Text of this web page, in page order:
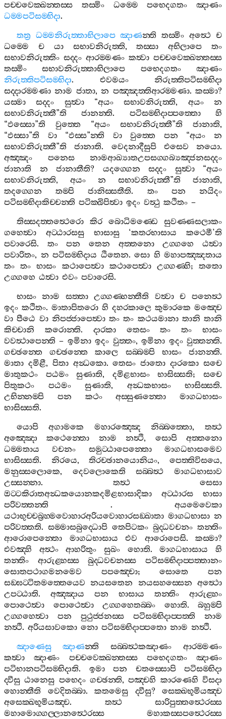
පච‍්චවෙක‍්ඛන‍්තස‍්ස
තස‍්මිං ධම‍්මෙ පභෙදගතං
ඤාණං
ධම‍්මපටිසම‍්භිදා.
තත්‍ර ධම‍්මනිරුත‍්තාභිලාපෙ ඤාණන‍්ති තස‍්මිං අත්‍ථෙ ච
ධම‍්මෙ
ච යා සභාවනිරුත‍්ති,තස‍්සා අභිලාපෙ
තං
සභාවනිරුත‍්තිං සද‍්දං ආරම‍්මණං කත්‍වා පච‍්චවෙක‍්ඛන‍්තස‍්ස
තස‍්මිං
සභාවනිරුත‍්තාභිලාපෙ පභෙදගතං
ඤාණං
නිරුත‍්තිපටිසම‍්භිදා. එවමයං
නිරුත‍්තිපටිසම‍්භිදා
සද‍්දාරම‍්මණා නාම ජාතා,න පඤ‍්ඤත‍්තිආරම‍්මණා.කස‍්මා?
යස‍්මා
සද‍්දං සුත්‍වා“අයං සභාවනිරුත‍්ති, අයං
න
සභාවනිරුත‍්තී”ති ජානන‍්ති. පටිසම‍්භිදාප‍්පත‍්තො
හි
“ඵස‍්සො”ති වුත‍්තෙ “අයං සභාවනිරුත‍්තී”ති ජානාති,
“ඵස‍්සා”ති වා“ඵස‍්ස”න‍්ති වා වුත‍්තෙ පන “අයං
න
සභාවනිරුත‍්තී”ති ජානාති. වෙදනාදීසුපි එසෙව නයො.
අඤ‍්ඤං
පනෙස
නාමආඛ්‍යාතඋපසග‍්ගබ්‍යඤ‍්ජනසද‍්දං
ජානාති
න ජානාතීති? යදග‍්ගෙන සද‍්දං සුත්‍වා“අයං
සභාවනිරුත‍්ති, අයං න සභාවනිරුත‍්තී”ති ජානාති,
තදග‍්ගෙන
තම‍්පි ජානිස‍්සතීති. තං පන
නයිදං
පටිසම‍්භිදාකිච‍්චන‍්ති පටික‍්ඛිපිත්‍වා ඉදං වත්‍ථු කථිතං –
තිස‍්සදත‍්තත්‍ථෙරො
කිර බොධිමණ‍්ඩෙ
සුවණ‍්ණසලාකං
ගහෙත්‍වා
අට‍්ඨාරසසු භාසාසු‘කතරභාසාය කථෙමී’ති
පවාරෙසි. තං පන තෙන අත‍්තනො උග‍්ගහෙ
ඨත්‍වා
පවාරිතං, න පටිසම‍්භිදාය ඨිතෙන. සො හි මහාපඤ‍්ඤතාය
තං තං භාසං කථාපෙත්‍වා කථාපෙත්‍වා උග‍්ගණ‍්හි;තතො
උග‍්ගහෙ ඨත්‍වා එවං පවාරෙසි.
භාසං
නාම සත‍්තා උග‍්ගණ‍්හන‍්තීති වත්‍වා ච
පනෙත්‍ථ
ඉදං කථිතං. මාතාපිතරො හි දහරකාලෙ කුමාරකෙ මඤ‍්චෙ
වා පීඨෙ වා නිපජ‍්ජාපෙත්‍වා තං තං කථයමානා තානි තානි
කිච‍්චානි
කරොන‍්ති. දාරකා තෙසං තං තං
භාසං
වවත්‍ථාපෙන‍්ති – ඉමිනා ඉදං වුත‍්තං,ඉමිනා ඉදං වුත‍්තන‍්ති.
ගච‍්ඡන‍්තෙ
ගච‍්ඡන‍්තෙ කාලෙ සබ‍්බම‍්පි භාසං ජානන‍්ති.
මාතා දමිළී, පිතා අන්‍ධකො.තෙසං ජාතො දාරකො සචෙ
මාතුකථං
පඨමං සුණාති, දමිළභාසං භාසිස‍්සති;සචෙ
පිතුකථං
පඨමං සුණාති, අන්‍ධකභාසං භාසිස‍්සති.
උභින‍්නම‍්පි
පන කථං අස‍්සුණන‍්තො
මාගධභාසං
භාසිස‍්සති.
යොපි
අගාමකෙ මහාරඤ‍්ඤෙ නිබ‍්බත‍්තො, තත්‍ථ
අඤ‍්ඤො
කථෙන‍්තො නාම නත්‍ථි, සොපි
අත‍්තනො
ධම‍්මතාය
වචනං සමුට‍්ඨාපෙන‍්තො
මාගධභාසමෙව
භාසිස‍්සති. නිරයෙ,තිරච‍්ඡානයොනියං,පෙත‍්තිවිසයෙ,
මනුස‍්සලොකෙ, දෙවලොකෙති සබ‍්බත්‍ථ
මාගධභාසාව
උස‍්සන‍්නා. තත්‍ථ
සෙසා
ඔට‍්ටකිරාතඅන්‍ධකයොනකදමිළභාසාදිකා
අට‍්ඨාරස
භාසා
පරිවත‍්තන‍්ති . අයමෙවෙකා
යථාභුච‍්චබ්‍රහ‍්මවොහාරඅරියවොහාරසඞ‍්ඛාතා මාගධභාසා න
පරිවත‍්තති. සම‍්මාසබුද‍්ධොපි තෙපිටකං බුද‍්ධවචනං තන‍්තිං
ආරොපෙන‍්තො
මාගධභාසාය එව ආරොපෙසි. කස‍්මා?
එවඤ‍්හි
අත්‍ථං ආහරිතුං සුඛං හොති.මාගධභාසාය
හි
තන‍්තිං
ආරුළ‍්හස‍්ස බුද‍්ධවචනස‍්ස
පටිසම‍්භිදාප‍්පත‍්තානං
සොතපථාගමනමෙව
පපඤ‍්චො;සොතෙ
පන
සඞ‍්ඝට‍්ටිතමත‍්තෙයෙව නයසතෙන නයසහස‍්සෙන අත්‍ථො
උපට‍්ඨාති. අඤ‍්ඤාය පන භාසාය තන‍්තිං
ආරුළ‍්හං
පොථෙත්‍වා
පොථෙත්‍වා උග‍්ගහෙතබ‍්බං හොති. බහුම‍්පි
උග‍්ගහෙත්‍වා
පන පුථුජ‍්ජනස‍්ස පටිසම‍්භිදාප‍්පත‍්ති
නාම
නත්‍ථි. අරියසාවකො නො පටිසම‍්භිදාප‍්පතො නාම නත්‍ථි.
ඤාණෙසු
ඤාණන‍්ති සබ‍්බත්‍ථකඤාණං
ආරම‍්මණං
කත්‍වා
ඤාණං පච‍්චවෙක‍්ඛන‍්තස‍්ස පභෙදගතං
ඤාණං
පටිභානපටිසම‍්භිදාති. ඉමා පන චතස‍්සොපි
පටිසම‍්භිදා
ද‍්වීසු ඨානෙසු පභෙදං ගච‍්ඡන‍්ති,පඤ‍්චහි කාරණෙහි විසදා
හොන‍්තීති
වෙදිතබ‍්බා. කතමෙසු ද‍්වීසු? සෙක‍්ඛභූමියඤ‍්ච
අසෙක‍්ඛභූමියඤ‍්ච. තත්‍ථ
සාරිපුත‍්තත්‍ථෙරස‍්ස
මහාමොග‍්ගල‍්ලානත්‍ථෙරස‍්ස
මහාකස‍්සපත්‍ථෙරස‍්ස